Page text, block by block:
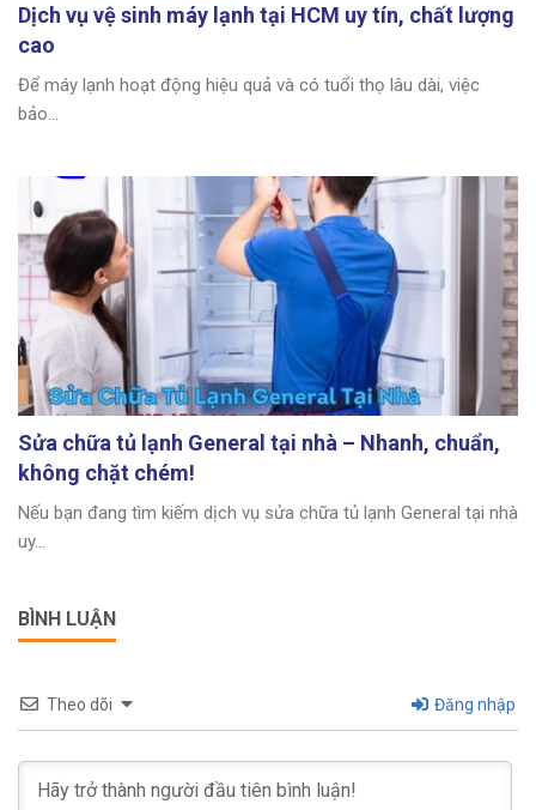
Dịch vụ vệ sinh máy lạnh tại HCM uy tín, chất lượng
cao
Để máy lạnh hoạt động hiệu quả và có tuổi thọ lâu dài, việc
bảo...
Sửa chữa tủ lạnh General tại nhà – Nhanh, chuẩn,
không chặt chém!
Nếu bạn đang tìm kiếm dịch vụ sửa chữa tủ lạnh General tại nhà
uy...
BÌNH LUẬN
Theo dõi Đăng nhập